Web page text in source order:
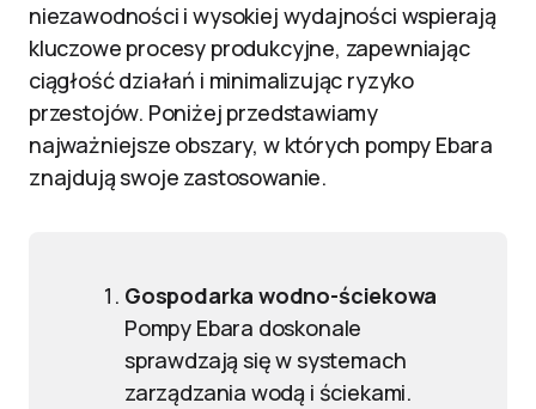
niezawodności i wysokiej wydajności wspierają
kluczowe procesy produkcyjne, zapewniając
ciągłość działań i minimalizując ryzyko
przestojów. Poniżej przedstawiamy
najważniejsze obszary, w których pompy Ebara
znajdują swoje zastosowanie.
Gospodarka wodno-ściekowa
Pompy Ebara doskonale
sprawdzają się w systemach
zarządzania wodą i ściekami.